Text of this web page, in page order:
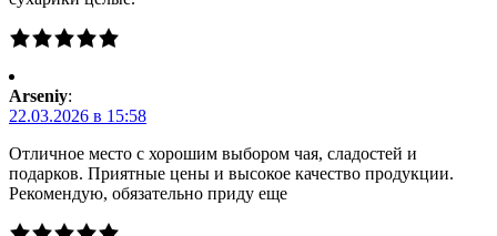
Arseniy:
22.03.2026 в 15:58
Отличное место с хорошим выбором чая, сладостей и
подарков. Приятные цены и высокое качество продукции.
Рекомендую, обязательно приду еще